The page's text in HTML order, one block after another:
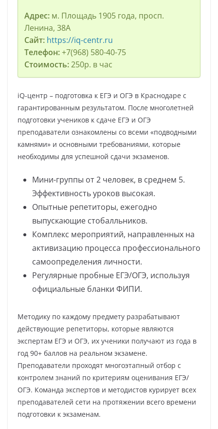
Адрес:м. Площадь 1905 года, просп.
Ленина, 38А
Сайт: https://iq-centr.ru
Телефон:+7(968) 580-40-75
Стоимость:250р. в час
iQ-центр – подготовка к ЕГЭ и ОГЭ в Краснодаре с
гарантированным результатом. После многолетней
подготовки учеников к сдаче ЕГЭ и ОГЭ
преподаватели ознакомлены со всеми «подводными
камнями» и основными требованиями, которые
необходимы для успешной сдачи экзаменов.
Мини-группы от 2 человек, в среднем 5.
Эффективность уроков высокая.
Опытные репетиторы, ежегодно
выпускающие стобалльников.
Комплекс мероприятий, направленных на
активизацию процесса профессионального
самоопределения личности.
Регулярные пробные ЕГЭ/ОГЭ, используя
официальные бланки ФИПИ.
Методику по каждому предмету разрабатывают
действующие репетиторы, которые являются
экспертам ЕГЭ и ОГЭ, их ученики получают из года в
год 90+ баллов на реальном экзамене.
Преподаватели проходят многоэтапный отбор с
контролем знаний по критериям оценивания ЕГЭ/
ОГЭ. Команда экспертов и методистов курирует всех
преподавателей сети на протяжении всего времени
подготовки к экзаменам.